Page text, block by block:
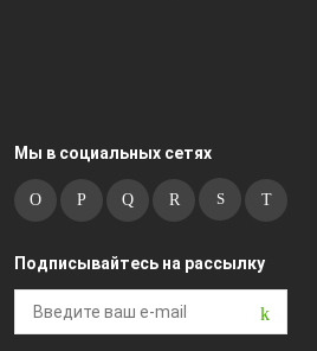
Мы в социальных сетях
Подписывайтесь на рассылку